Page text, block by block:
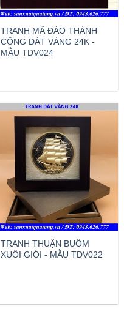
TRANH MÃ ĐÁO THÀNH
CÔNG DÁT VÀNG 24K -
MẪU TDV024
TRANH THUẬN BUỒM
XUÔI GIÓI - MẪU TDV022